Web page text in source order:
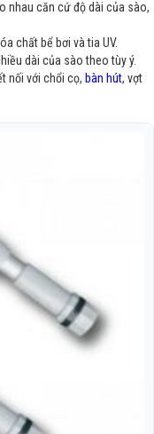
nhau căn cứ độ dài của sào,
chất bể bơi và tia UV.
dài của sào theo tùy ý.
nối với chổi cọ, bàn hút, vợt